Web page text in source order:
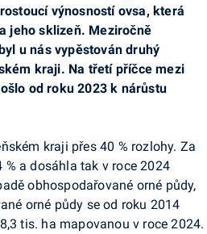
výnosností ovsa, která
jeho sklizeň. Meziročně
u nás vypěstován druhý
kraji. Na třetí příčce mezi
od roku 2023 k nárůstu
kraji přes 40 % rozlohy. Za
a dosáhla tak v roce 2024
obhospodařované orné půdy,
orné půdy se od roku 2014
tis. ha mapovanou v roce 2024.